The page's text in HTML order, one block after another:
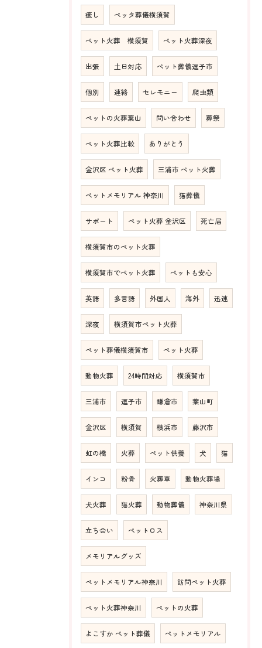
癒し ペッタ葬儀横須賀
ペット火葬 横須賀 ペット火葬深夜
出張 土日対応 ペット葬儀逗子市
個別 連絡 セレモニー 爬虫類
ペットの火葬葉山 問い合わせ 葬祭
ペット火葬比較 ありがとう
金沢区 ペット火葬 三浦市 ペット火葬
ペットメモリアル 神奈川 猫葬儀
サポート ペット火葬 金沢区 死亡届
横須賀市のペット火葬
横須賀市でペット火葬 ペットも安心
英語 多言語 外国人 海外 迅速
深夜 横須賀市ペット火葬
ペット葬儀横須賀市 ペット火葬
動物火葬 24時間対応 横須賀市
三浦市 逗子市 鎌倉市 葉山町
金沢区 横須賀 横浜市 藤沢市
虹の橋 火葬 ペット供養 犬 猫
インコ 粉骨 火葬車 動物火葬場
犬火葬 猫火葬 動物葬儀 神奈川県
立ち会い ペットロス
メモリアルグッズ
ペットメモリアル神奈川 訪問ペット火葬
ペット火葬神奈川 ペットの火葬
よこすか ペット葬儀 ペットメモリアル